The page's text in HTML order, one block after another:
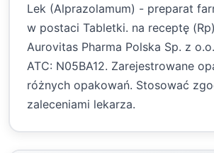
Lek (Alprazolamum) - preparat
w postaci Tabletki. na receptę
Aurovitas Pharma Polska Sp. z
ATC: N05BA12. Zarejestrowane
różnych opakowań. Stosować
zaleceniami lekarza.